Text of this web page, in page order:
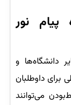
نور
دانشگاه‌ها و
برای داوطلبان
می‌توانند